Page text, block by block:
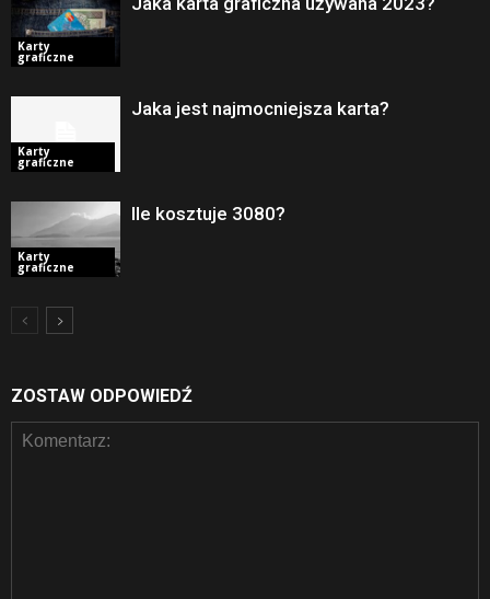
Karty
graficzne
Karty
graficzne
Jaka jest najmocniejsza karta?
Karty
graficzne
Ile kosztuje 3080?
ZOSTAW ODPOWIEDŹ